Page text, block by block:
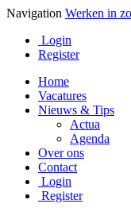
Navigation Werken in
Login
Register
Home
Vacatures
Nieuws & Tips
Actua
Agenda
Over ons
Contact
Login
Register